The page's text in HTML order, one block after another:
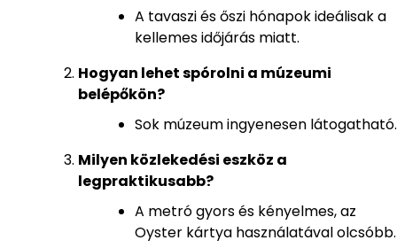
A tavaszi és őszi hónapok ideálisak a
kellemes időjárás miatt.
Hogyan lehet spórolni a múzeumi
belépőkön?
Sok múzeum ingyenesen látogatható.
Milyen közlekedési eszköz a
legpraktikusabb?
A metró gyors és kényelmes, az
Oyster kártya használatával olcsóbb.